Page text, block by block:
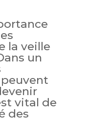
la veille
un
vital de
des